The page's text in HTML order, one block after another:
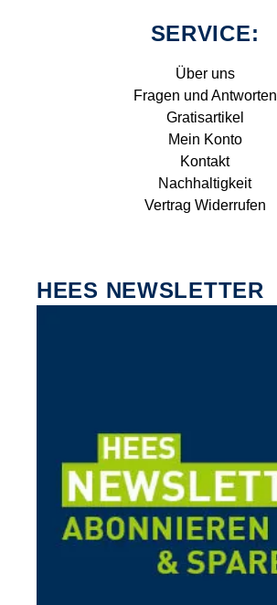
SERVICE:
Über uns
Fragen und Antworten
Gratisartikel
Mein Konto
Kontakt
Nachhaltigkeit
Vertrag Widerrufen
HEES NEWSLETTER